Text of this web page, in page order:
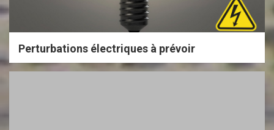
Perturbations électriques à prévoir